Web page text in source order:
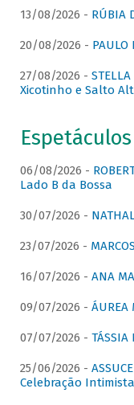
13/08/2026 - RÚBIA
20/08/2026 -
27/08/2026 -
Xicotinho e Salto
06/08/2026 -
Lado B da Bossa
30/07/2026 -
23/07/2026 -
16/07/2026 - ANA
09/07/2026 -
07/07/2026 -
25/06/2026 -
Celebração